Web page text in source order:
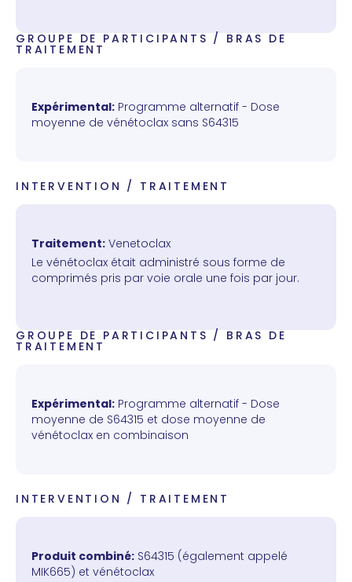
GROUPE DE PARTICIPANTS / BRAS DE
TRAITEMENT
Expérimental: Programme alternatif - Dose
moyenne de vénétoclax sans S64315
INTERVENTION / TRAITEMENT
Traitement: Venetoclax
Le vénétoclax était administré sous forme de
comprimés pris par voie orale une fois par jour.
GROUPE DE PARTICIPANTS / BRAS DE
TRAITEMENT
Expérimental: Programme alternatif - Dose
moyenne de S64315 et dose moyenne de
vénétoclax en combinaison
INTERVENTION / TRAITEMENT
Produit combiné: S64315 (également appelé
MIK665) et vénétoclax